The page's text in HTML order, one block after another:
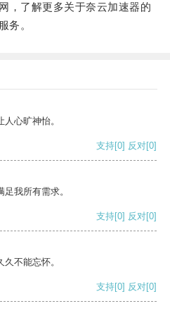
了解更多关于奈云加速器的
务。
心旷神怡。
支持[0] 反对[0]
我所有需求。
支持[0] 反对[0]
不能忘怀。
支持[0] 反对[0]